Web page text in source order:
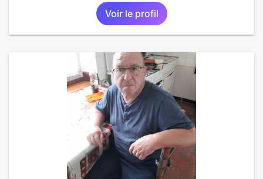
Voir le profil